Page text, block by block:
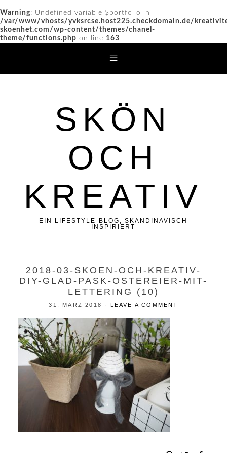
Warning: Undefined variable $portfolio in
/var/www/vhosts/yvksrcse.host225.checkdomain.de/
skoenhet.com/wp-content/themes/chanel-
theme/functions.php on line 163
SKÖN
OCH
KREATIV
EIN LIFESTYLE-BLOG, SKANDINAVISCH
INSPIRIERT
2018-03-SKOEN-OCH-KREATIV-
DIY-GLAD-PASK-OSTEREIER-MIT-
LETTERING (10)
31. MÄRZ 2018 · LEAVE A COMMENT